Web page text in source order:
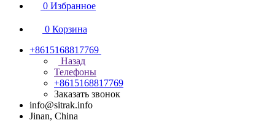
0 Избранное
0 Корзина
+8615168817769
Назад
Телефоны
+8615168817769
Заказать звонок
info@sitrak.info
Jinan, China